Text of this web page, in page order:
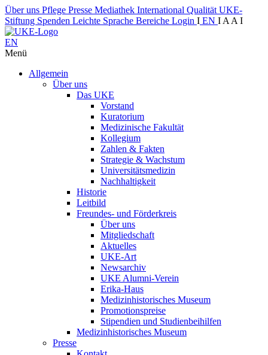
Über uns Pflege Presse Mediathek International Qualität UKE-
Stiftung Spenden Leichte Sprache Bereiche Login I EN I A A I
EN
Menü
Allgemein
Über uns
Das UKE
Vorstand
Kuratorium
Medizinische Fakultät
Kollegium
Zahlen & Fakten
Strategie & Wachstum
Universitätsmedizin
Nachhaltigkeit
Historie
Leitbild
Freundes- und Förderkreis
Über uns
Mitgliedschaft
Aktuelles
UKE-Art
Newsarchiv
UKE Alumni-Verein
Erika-Haus
Medizinhistorisches Museum
Promotionspreise
Stipendien und Studienbeihilfen
Medizinhistorisches Museum
Presse